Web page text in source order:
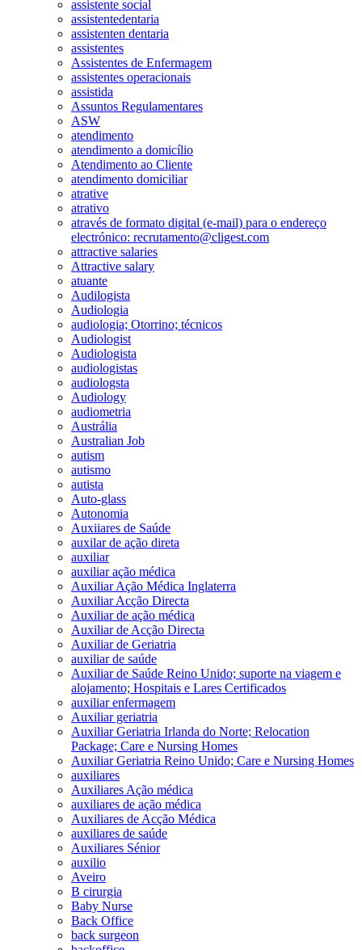
assistente social
assistentedentaria
assistenten dentaria
assistentes
Assistentes de Enfermagem
assistentes operacionais
assistida
Assuntos Regulamentares
ASW
atendimento
atendimento a domicílio
Atendimento ao Cliente
atendimento domiciliar
atrative
atrativo
através de formato digital (e-mail) para o endereço
electrónico: recrutamento@cligest.com
attractive salaries
Attractive salary
atuante
Audilogista
Audiologia
audiologia; Otorrino; técnicos
Audiologist
Audiologista
audiologistas
audiologsta
Audiology
audiometria
Austrália
Australian Job
autism
autismo
autista
Auto-glass
Autonomia
Auxiiares de Saúde
auxilar de ação direta
auxiliar
auxiliar ação médica
Auxiliar Ação Médica Inglaterra
Auxiliar Acção Directa
Auxiliar de ação médica
Auxiliar de Acção Directa
Auxiliar de Geriatria
auxiliar de saúde
Auxiliar de Saúde Reino Unido; suporte na viagem e
alojamento; Hospitais e Lares Certificados
auxiliar enfermagem
Auxiliar geriatria
Auxiliar Geriatria Irlanda do Norte; Relocation
Package; Care e Nursing Homes
Auxiliar Geriatria Reino Unido; Care e Nursing Homes
auxiliares
Auxiliares Ação médica
auxiliares de ação médica
Auxiliares de Acção Médica
auxiliares de saúde
Auxiliares Sénior
auxilio
Aveiro
B cirurgia
Baby Nurse
Back Office
back surgeon